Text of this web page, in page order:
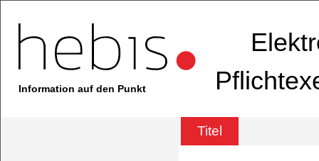
Information auf den Punkt
Titel